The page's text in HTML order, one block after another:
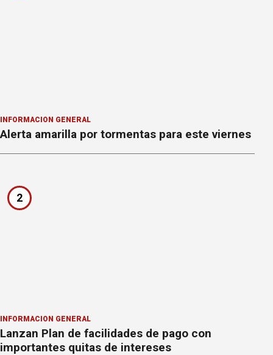
INFORMACION GENERAL
Alerta amarilla por tormentas para este viernes
2
INFORMACION GENERAL
Lanzan Plan de facilidades de pago con
importantes quitas de intereses